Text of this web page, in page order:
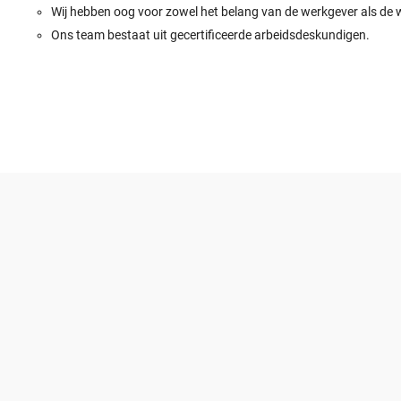
Wij hebben oog voor zowel het belang van de werkgever als de
Ons team bestaat uit gecertificeerde arbeidsdeskundigen.